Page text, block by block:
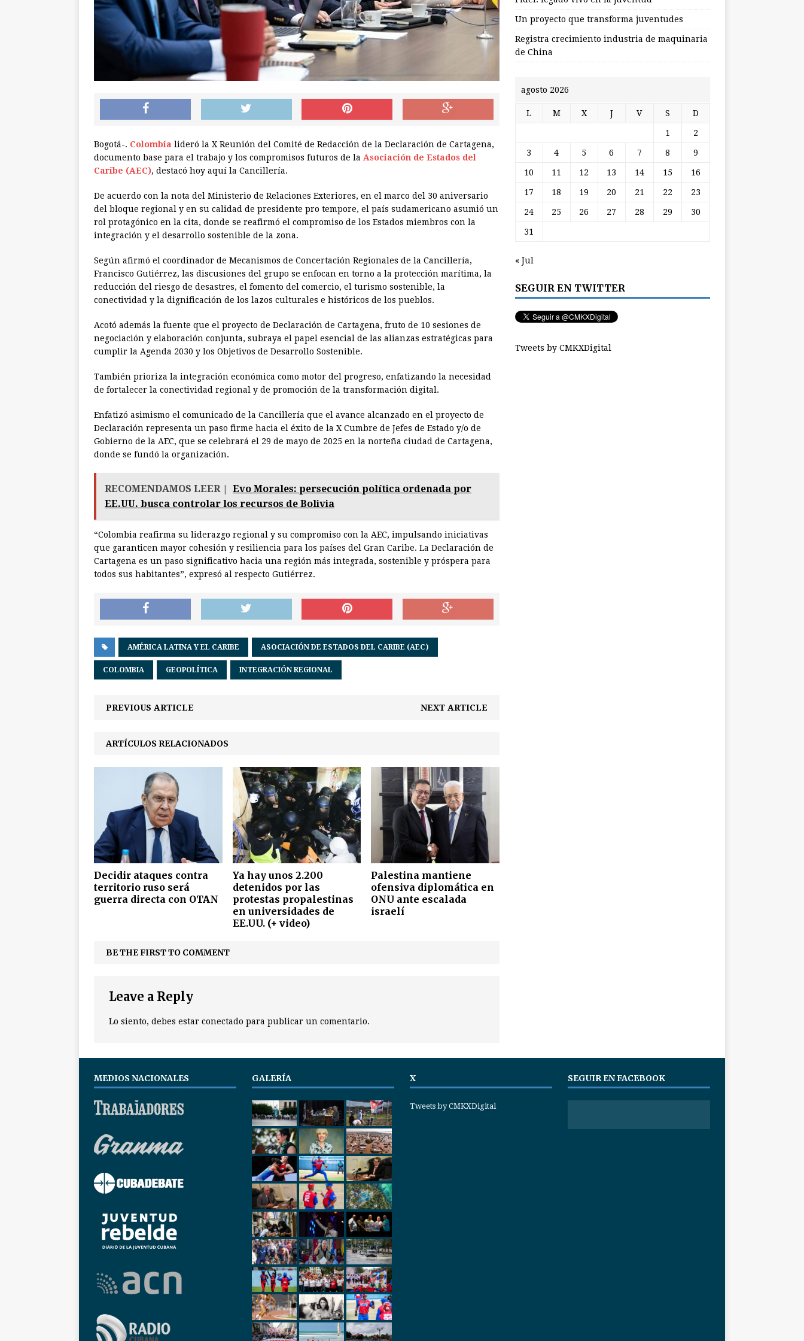
Bogotá-. Colombia lideró la X Reunión del Comité de Redacción de la Declaración de Cartagena,
documento base para el trabajo y los compromisos futuros de la Asociación de Estados del
Caribe (AEC), destacó hoy aquí la Cancillería.
De acuerdo con la nota del Ministerio de Relaciones Exteriores, en el marco del 30 aniversario
del bloque regional y en su calidad de presidente pro tempore, el país sudamericano asumió un
rol protagónico en la cita, donde se reafirmó el compromiso de los Estados miembros con la
integración y el desarrollo sostenible de la zona.
Según afirmó el coordinador de Mecanismos de Concertación Regionales de la Cancillería,
Francisco Gutiérrez, las discusiones del grupo se enfocan en torno a la protección marítima, la
reducción del riesgo de desastres, el fomento del comercio, el turismo sostenible, la
conectividad y la dignificación de los lazos culturales e históricos de los pueblos.
Acotó además la fuente que el proyecto de Declaración de Cartagena, fruto de 10 sesiones de
negociación y elaboración conjunta, subraya el papel esencial de las alianzas estratégicas para
cumplir la Agenda 2030 y los Objetivos de Desarrollo Sostenible.
También prioriza la integración económica como motor del progreso, enfatizando la necesidad
de fortalecer la conectividad regional y de promoción de la transformación digital.
Enfatizó asimismo el comunicado de la Cancillería que el avance alcanzado en el proyecto de
Declaración representa un paso firme hacia el éxito de la X Cumbre de Jefes de Estado y/o de
Gobierno de la AEC, que se celebrará el 29 de mayo de 2025 en la norteña ciudad de Cartagena,
donde se fundó la organización.
RECOMENDAMOS LEER |
Evo Morales: persecución política ordenada por
EE.UU. busca controlar los recursos de Bolivia
“Colombia reafirma su liderazgo regional y su compromiso con la AEC, impulsando iniciativas
que garanticen mayor cohesión y resiliencia para los países del Gran Caribe. La Declaración de
Cartagena es un paso significativo hacia una región más integrada, sostenible y próspera para
todos sus habitantes”, expresó al respecto Gutiérrez.
AMÉRICA LATINA Y EL CARIBE ASOCIACIÓN DE ESTADOS DEL CARIBE (AEC)
COLOMBIA GEOPOLÍTICA INTEGRACIÓN REGIONAL
PREVIOUS ARTICLE NEXT ARTICLE
ARTÍCULOS RELACIONADOS
Decidir ataques contra
territorio ruso será
guerra directa con OTAN
Ya hay unos 2.200
detenidos por las
protestas propalestinas
en universidades de
EE.UU. (+ video)
Palestina mantiene
ofensiva diplomática en
ONU ante escalada
israelí
BE THE FIRST TO COMMENT
Leave a Reply
Lo siento, debes estar conectado para publicar un comentario.
Un proyecto que transforma juventudes
Registra crecimiento industria de maquinaria
de China
agosto 2026
L M X J V S D
1 2
3 4 5 6 7 8 9
10 11 12 13 14 15 16
17 18 19 20 21 22 23
24 25 26 27 28 29 30
31
« Jul
SEGUIR EN TWITTER
Tweets by CMKXDigital
MEDIOS NACIONALES GALERÍA X
Tweets by CMKXDigital
SEGUIR EN FACEBOOK